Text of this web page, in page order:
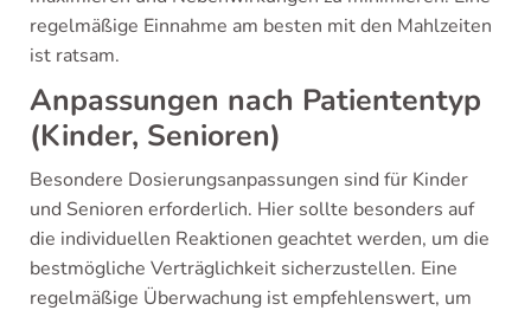
regelmäßige Einnahme am besten mit den Mahlzeiten
ist ratsam.
Anpassungen nach Patiententyp
(Kinder, Senioren)
Besondere Dosierungsanpassungen sind für Kinder
und Senioren erforderlich. Hier sollte besonders auf
die individuellen Reaktionen geachtet werden, um die
bestmögliche Verträglichkeit sicherzustellen. Eine
regelmäßige Überwachung ist empfehlenswert, um